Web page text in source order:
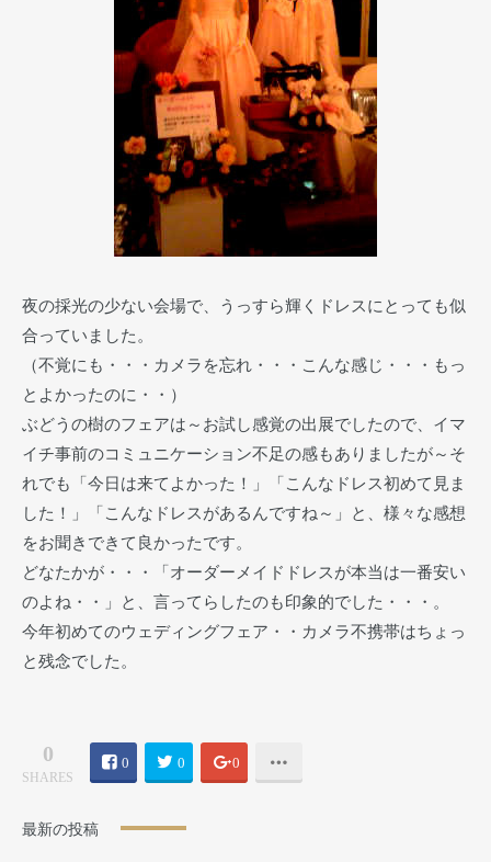
夜の採光の少ない会場で、うっすら輝くドレスにとっても似
合っていました。
（不覚にも・・・カメラを忘れ・・・こんな感じ・・・もっ
とよかったのに・・）
ぶどうの樹のフェアは～お試し感覚の出展でしたので、イマ
イチ事前のコミュニケーション不足の感もありましたが～そ
れでも「今日は来てよかった！」「こんなドレス初めて見ま
した！」「こんなドレスがあるんですね～」と、様々な感想
をお聞きできて良かったです。
どなたかが・・・「オーダーメイドドレスが本当は一番安い
のよね・・」と、言ってらしたのも印象的でした・・・。
今年初めてのウェディングフェア・・カメラ不携帯はちょっ
と残念でした。
0
SHARES
0 0 0
最新の投稿